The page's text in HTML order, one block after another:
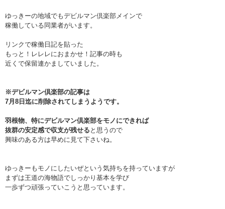
ゆっきーの地域でもデビルマン倶楽部メインで
稼働している同業者がいます。
リンクで稼働日記を貼った
もっと！レレレにおまかせ！記事の時も
近くで保留連かましていました。
※デビルマン倶楽部の記事は
7月8日迄に削除されてしまうようです。
羽根物、特にデビルマン倶楽部をモノにできれば
抜群の安定感で収支が残せる と思うので
興味のある方は早めに見て下さいね。
ゆっきーもモノにしたいぜという気持ちを持っていますが
まずは王道の海物語でしっかり基本を学び
一歩ずつ頑張っていこうと思っています。